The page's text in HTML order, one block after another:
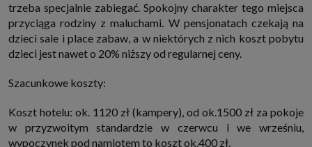
trzeba specjalnie zabiegać. Spokojny charakter tego miejsca
przyciąga rodziny z maluchami. W pensjonatach czekają na
dzieci sale i place zabaw, a w niektórych z nich koszt pobytu
dzieci jest nawet o 20% niższy od regularnej ceny.
Szacunkowe koszty:
Koszt hotelu: ok. 1120 zł (kampery), od ok.1500 zł za pokoje
w przyzwoitym standardzie w czerwcu i we wrześniu,
wypoczynek pod namiotem to koszt ok.400 zł.